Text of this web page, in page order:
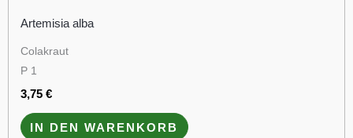
Artemisia alba
Colakraut
P 1
3,75 €
IN DEN WARENKORB